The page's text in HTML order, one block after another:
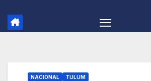
NACIONAL TULUM